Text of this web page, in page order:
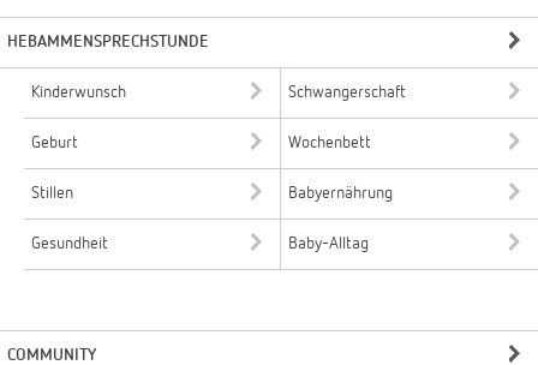
HEBAMMENSPRECHSTUNDE
Kinderwunsch Schwangerschaft
Geburt Wochenbett
Stillen Babyernährung
Gesundheit Baby-Alltag
COMMUNITY